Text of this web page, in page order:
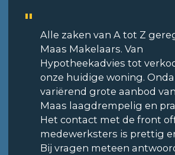
Alle zaken van A tot Z
Maas Makelaars. Van
Hypotheekadvies tot
onze huidige woning.
variërend grote aanbod
Maas laagdrempelig en
Het contact met de front
medewerksters is prettig
Bij vragen meteen